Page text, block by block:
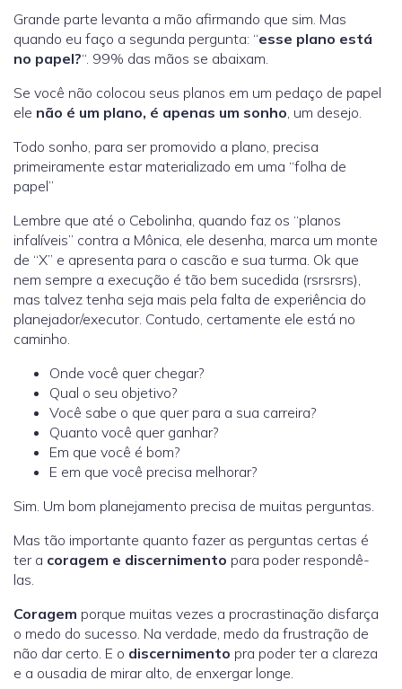
Grande parte levanta a mão afirmando que sim. Mas
quando eu faço a segunda pergunta: “esse plano está
no papel?“. 99% das mãos se abaixam.
Se você não colocou seus planos em um pedaço de papel
ele não é um plano, é apenas um sonho, um desejo.
Todo sonho, para ser promovido a plano, precisa
primeiramente estar materializado em uma “folha de
papel”
Lembre que até o Cebolinha, quando faz os “planos
infalíveis” contra a Mônica, ele desenha, marca um monte
de “X” e apresenta para o cascão e sua turma. Ok que
nem sempre a execução é tão bem sucedida (rsrsrsrs),
mas talvez tenha seja mais pela falta de experiência do
planejador/executor. Contudo, certamente ele está no
caminho.
Onde você quer chegar?
Qual o seu objetivo?
Você sabe o que quer para a sua carreira?
Quanto você quer ganhar?
Em que você é bom?
E em que você precisa melhorar?
Sim. Um bom planejamento precisa de muitas perguntas.
Mas tão importante quanto fazer as perguntas certas é
ter a coragem e discernimento para poder respondê-
las.
Coragem porque muitas vezes a procrastinação disfarça
o medo do sucesso. Na verdade, medo da frustração de
não dar certo. E o discernimento pra poder ter a clareza
e a ousadia de mirar alto, de enxergar longe.